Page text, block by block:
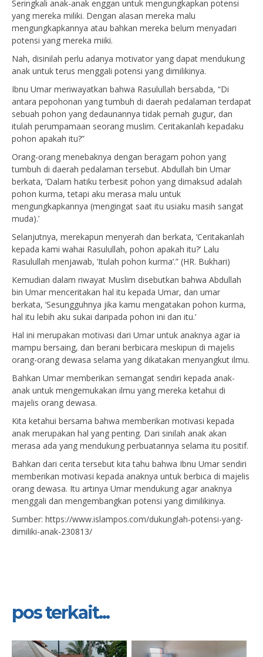
Seringkali anak-anak enggan untuk mengungkapkan potensi
yang mereka miliki. Dengan alasan mereka malu
mengungkapkannya atau bahkan mereka belum menyadari
potensi yang mereka miiki.
Nah, disinilah perlu adanya motivator yang dapat mendukung
anak untuk terus menggali potensi yang dimilikinya.
Ibnu Umar meriwayatkan bahwa Rasulullah bersabda, “Di
antara pepohonan yang tumbuh di daerah pedalaman terdapat
sebuah pohon yang dedaunannya tidak pernah gugur, dan
itulah perumpamaan seorang muslim. Ceritakanlah kepadaku
pohon apakah itu?”
Orang-orang menebaknya dengan beragam pohon yang
tumbuh di daerah pedalaman tersebut. Abdullah bin Umar
berkata, ‘Dalam hatiku terbesit pohon yang dimaksud adalah
pohon kurma, tetapi aku merasa malu untuk
mengungkapkannya (mengingat saat itu usiaku masih sangat
muda).’
Selanjutnya, merekapun menyerah dan berkata, ‘Ceritakanlah
kepada kami wahai Rasulullah, pohon apakah itu?’ Lalu
Rasulullah menjawab, ‘Itulah pohon kurma’.” (HR. Bukhari)
Kemudian dalam riwayat Muslim disebutkan bahwa Abdullah
bin Umar menceritakan hal itu kepada Umar, dan umar
berkata, ‘Sesungguhnya jika kamu mengatakan pohon kurma,
hal itu lebih aku sukai daripada pohon ini dan itu.’
Hal ini merupakan motivasi dari Umar untuk anaknya agar ia
mampu bersaing, dan berani berbicara meskipun di majelis
orang-orang dewasa selama yang dikatakan menyangkut ilmu.
Bahkan Umar memberikan semangat sendiri kepada anak-
anak untuk mengemukakan ilmu yang mereka ketahui di
majelis orang dewasa.
Kita ketahui bersama bahwa memberikan motivasi kepada
anak merupakan hal yang penting. Dari sinilah anak akan
merasa ada yang mendukung perbuatannya selama itu positif.
Bahkan dari cerita tersebut kita tahu bahwa Ibnu Umar sendiri
memberikan motivasi kepada anaknya untuk berbica di majelis
orang dewasa. Itu artinya Umar mendukung agar anaknya
menggali dan mengembangkan potensi yang dimilikinya.
Sumber: https://www.islampos.com/dukunglah-potensi-yang-
dimiliki-anak-230813/
pos terkait...